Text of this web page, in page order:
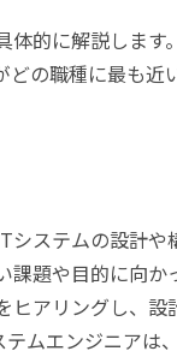
体的に解説しま
の職種に最も近
ステムの設計
課題や目的に向
アリングし、
テムエンジニア